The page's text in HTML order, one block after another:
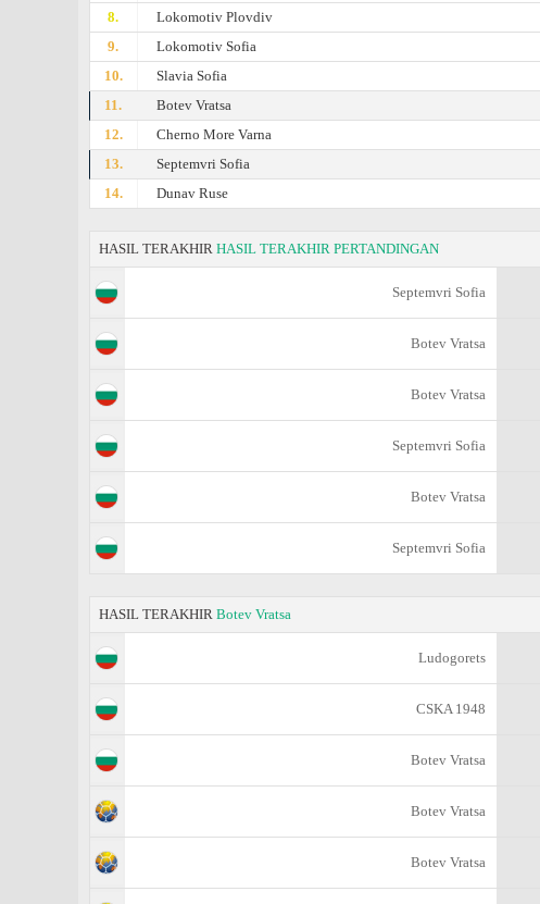
8. Lokomotiv Plovdiv
9.
Lokomotiv Sofia
10.
Slavia Sofia
11.
Botev Vratsa
12.
Cherno More Varna
13.
Septemvri Sofia
14.
Dunav Ruse
HASIL TERAKHIR HASIL TERAKHIR PERTANDINGAN
Septemvri Sofia
Botev Vratsa
Botev Vratsa
Septemvri Sofia
Botev Vratsa
Septemvri Sofia
HASIL TERAKHIR Botev Vratsa
Ludogorets
CSKA 1948
Botev Vratsa
Botev Vratsa
Botev Vratsa